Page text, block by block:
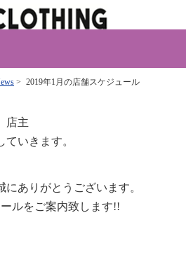
> 2019年1月の店舗スケジュール
店主
いきます。
ありがとうございます。
ルをご案内致します!!